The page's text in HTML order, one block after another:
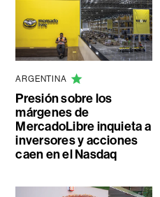
ARGENTINA
Presión sobre los
márgenes de
MercadoLibre inquieta a
inversores y acciones
caen en el Nasdaq